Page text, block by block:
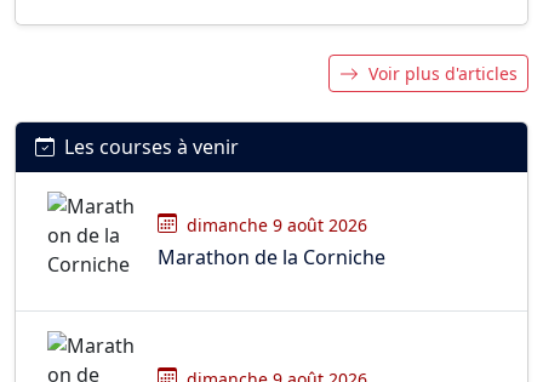
Voir plus d'articles
Les courses à venir
dimanche 9 août 2026
Marathon de la Corniche